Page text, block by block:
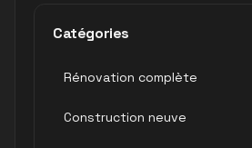
Catégories
Rénovation complète
Construction neuve